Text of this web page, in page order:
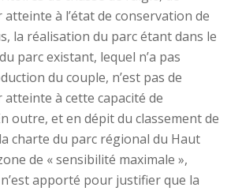
à l’état de conservation de
la réalisation du parc étant dans le
parc existant, lequel n’a pas
du couple, n’est pas de
à cette capacité de
outre, et en dépit du classement de
charte du parc régional du Haut
de « sensibilité maximale »,
apporté pour justifier que la